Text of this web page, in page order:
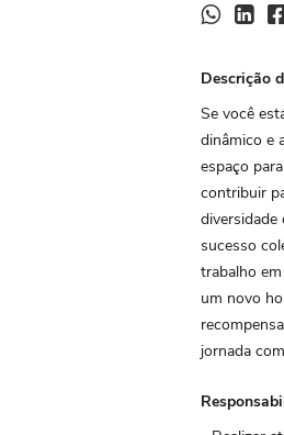
Descrição
Se você
dinâmico e
espaço
contribuir
diversidade
sucesso
trabalho
um novo
jornada